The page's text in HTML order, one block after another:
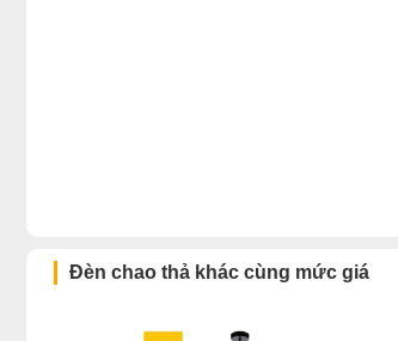
Đèn chao thả khác cùng mức giá